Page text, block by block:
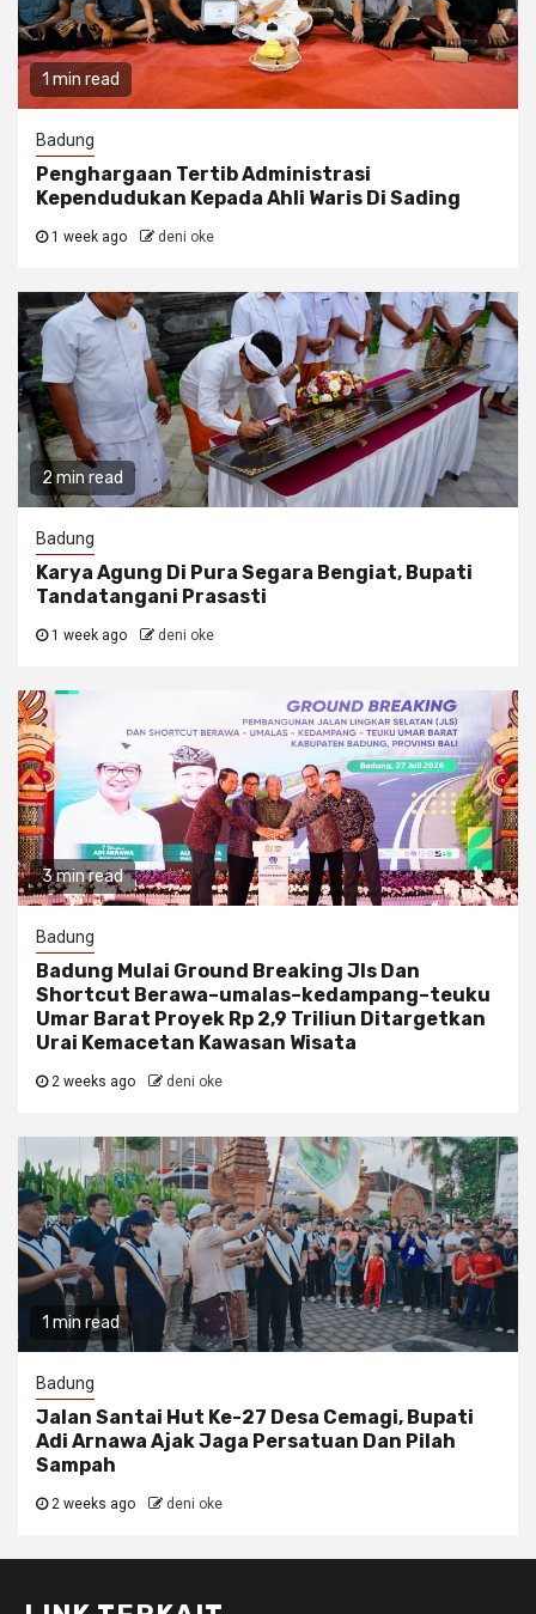
1 min read
Badung
Penghargaan Tertib Administrasi
Kependudukan Kepada Ahli Waris Di Sading
1 week ago deni oke
2 min read
Badung
Karya Agung Di Pura Segara Bengiat, Bupati
Tandatangani Prasasti
1 week ago deni oke
3 min read
Badung
Badung Mulai Ground Breaking Jls Dan
Shortcut Berawa–umalas–kedampang–teuku
Umar Barat Proyek Rp 2,9 Triliun Ditargetkan
Urai Kemacetan Kawasan Wisata
2 weeks ago deni oke
1 min read
Badung
Jalan Santai Hut Ke-27 Desa Cemagi, Bupati
Adi Arnawa Ajak Jaga Persatuan Dan Pilah
Sampah
2 weeks ago deni oke